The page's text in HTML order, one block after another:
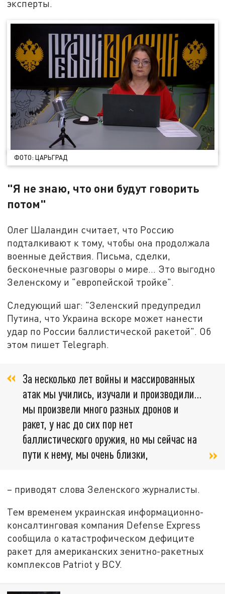
эксперты.
ФОТО: ЦАРЬГРАД
"Я не знаю, что они будут говорить
потом"
Олег Шаландин считает, что Россию
подталкивают к тому, чтобы она продолжала
военные действия. Письма, сделки,
бесконечные разговоры о мире... Это выгодно
Зеленскому и "европейской тройке".
Следующий шаг: "Зеленский предупредил
Путина, что Украина вскоре может нанести
удар по России баллистической ракетой". Об
этом пишет Telegraph.
За несколько лет войны и массированных
атак мы учились, изучали и производили...
мы произвели много разных дронов и
ракет, у нас до сих пор нет
баллистического оружия, но мы сейчас на
пути к нему, мы очень близки,
– приводят слова Зеленского журналисты.
Тем временем украинская информационно-
консалтинговая компания Defense Express
сообщила о катастрофическом дефиците
ракет для американских зенитно-ракетных
комплексов Patriot у ВСУ.